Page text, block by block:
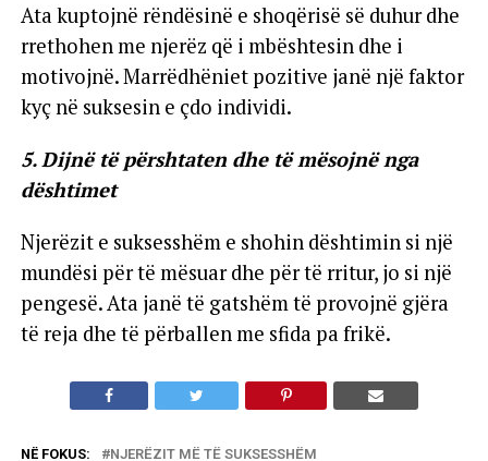
Ata kuptojnë rëndësinë e shoqërisë së duhur dhe
rrethohen me njerëz që i mbështesin dhe i
motivojnë. Marrëdhëniet pozitive janë një faktor
kyç në suksesin e çdo individi.
5. Dijnë të përshtaten dhe të mësojnë nga
dështimet
Njerëzit e suksesshëm e shohin dështimin si një
mundësi për të mësuar dhe për të rritur, jo si një
pengesë. Ata janë të gatshëm të provojnë gjëra
të reja dhe të përballen me sfida pa frikë.
NË FOKUS: NJERËZIT MË TË SUKSESSHËM